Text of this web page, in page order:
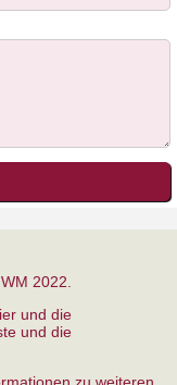
2022.
und die
und die